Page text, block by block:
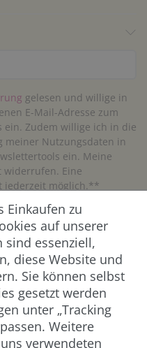
gelesen und willige in
E-Mail-Adresse zum
ein. Zudem willige ich in die
meiner Nutzungsdaten in
ein. Meine
widerrufen. Eine
jederzeit möglich.**
es sich um ein Pflichtfeld.
Einkaufen zu
auf unserer
sind essenziell,
diese Website und
Sie können selbst
gesetzt werden
unter „Tracking
Weitere
verwendeten